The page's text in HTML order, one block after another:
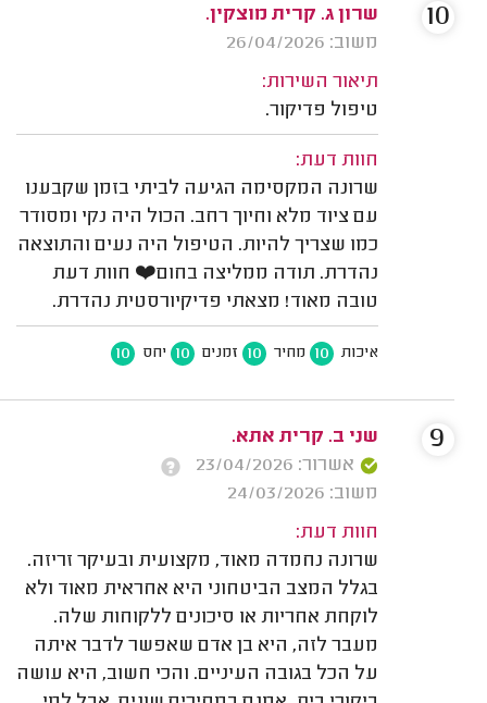
שרון ג. קרית מוצקין.
משוב: 26/04/2026
תיאור השירות:
טיפול פדיקור.
חוות דעת:
שרונה המקסימה הגיעה לביתי בזמן שקבענו
עם ציוד מלא וחיוך רחב. הכול היה נקי ומסודר
כמו שצריך להיות. הטיפול היה נעים והתוצאה
נהדרת. תודה ממליצה בחום❤️ חוות דעת
טובה מאוד! מצאתי פדיקיורסטית נהדרת.
איכות 10 מחיר 10 זמנים 10 יחס 10
10
שני ב. קרית אתא.
אשרור: 23/04/2026
משוב: 24/03/2026
חוות דעת:
שרונה נחמדה מאוד, מקצועית ובעיקר זריזה.
בגלל המצב הביטחוני היא אחראית מאוד ולא
לוקחת אחריות או סיכונים ללקוחות שלה.
מעבר לזה, היא בן אדם שאפשר לדבר איתה
על הכל בגובה העיניים. והכי חשוב, היא עושה
9